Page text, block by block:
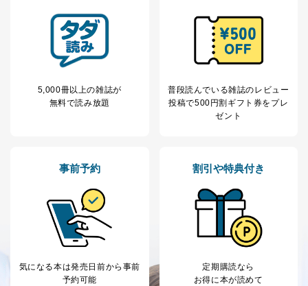
開示等のご請求をすることについて代理人に委任する場
合は、前項の書類に加えて、下記書類をご同封くださ
委任状
録証明書を添付してください。
代理人様が親権者などの法定代理人の場合は、委任
状に代えて、ご本人様との関係がわかる戸籍謄本も
下記書類のうち、いずれかを同封してください。
（本籍地を塗りつぶしたものをご用意下さい。）
・運転免許証の写し
・住民票の写し
・健康保険証の被保険者証の写し
D.手数料について
いては、1回の申請ごとに手数料、郵送料が必要で
す。
5,000冊以上の雑誌が
無料で読み放題
普段読んでいる雑誌のレビュー
投稿で500円割ギフト券をプレ
ゼント
事前予約
気になる本は発売日前から事前
予約可能
割引や特典付き
定期購読なら
お得に本が読めて